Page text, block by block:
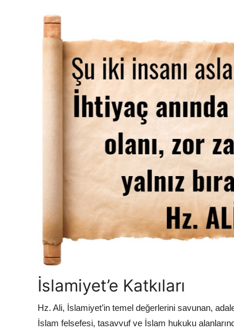
İslamiyet’e Katkıları
Hz. Ali, İslamiyet’in temel değerlerini savunan,
İslam felsefesi, tasavvuf ve İslam hukuku